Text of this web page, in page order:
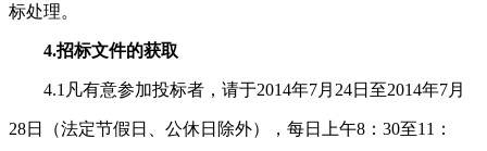
标处理。
4.招标文件的获取
4.1 凡有意参加投标者，请于2014年7月 24日至2014年7月
28日（法定节假日、公休日除外），每日上午8 ： 30至11 ：